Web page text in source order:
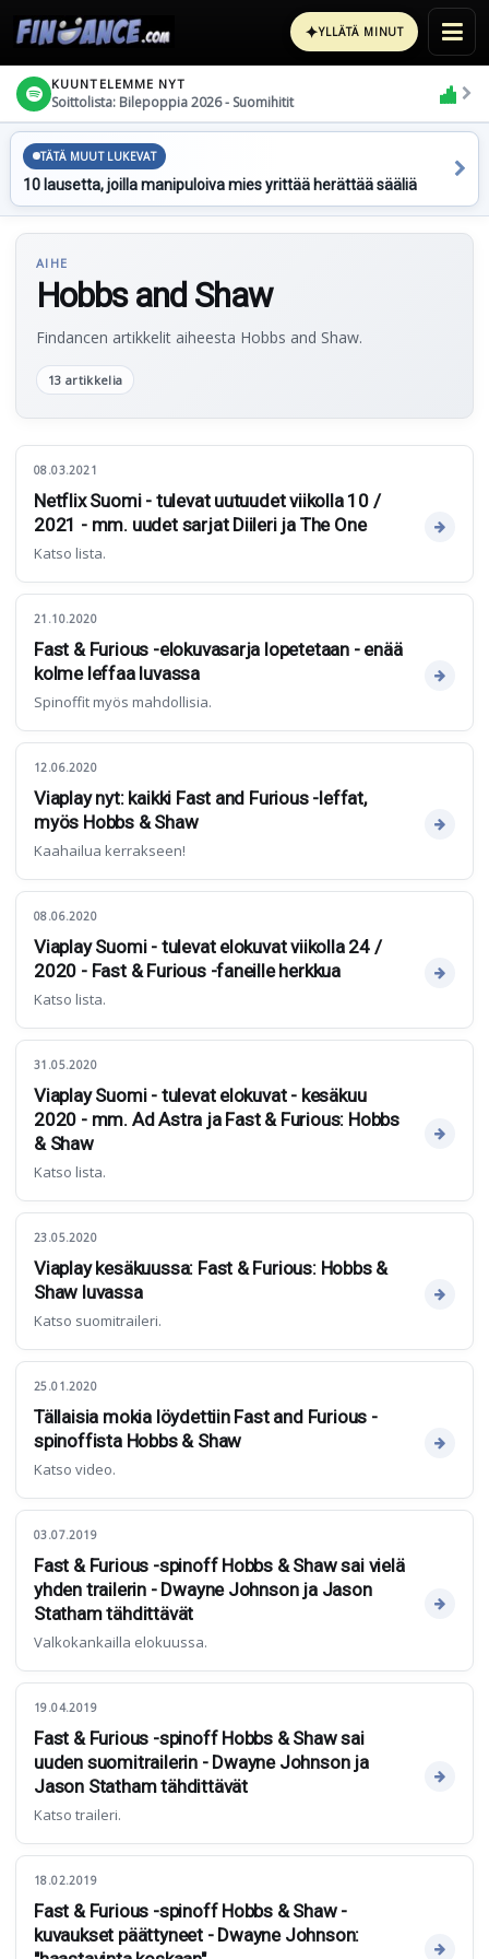
✦YLLÄTÄ MINUT
KUUNTELEMME NYT
Soittolista: Bilepoppia 2026 - Suomihitit
TÄTÄ MUUT LUKEVAT
10 lausetta, joilla manipuloiva mies yrittää herättää sääliä
AIHE
Hobbs and Shaw
Findancen artikkelit aiheesta Hobbs and Shaw.
13 artikkelia
08.03.2021
Netflix Suomi - tulevat uutuudet viikolla 10 /
2021 - mm. uudet sarjat Diileri ja The One
Katso lista.
21.10.2020
Fast & Furious -elokuvasarja lopetetaan - enää
kolme leffaa luvassa
Spinoffit myös mahdollisia.
12.06.2020
Viaplay nyt: kaikki Fast and Furious -leffat,
myös Hobbs & Shaw
Kaahailua kerrakseen!
08.06.2020
Viaplay Suomi - tulevat elokuvat viikolla 24 /
2020 - Fast & Furious -faneille herkkua
Katso lista.
31.05.2020
Viaplay Suomi - tulevat elokuvat - kesäkuu
2020 - mm. Ad Astra ja Fast & Furious: Hobbs
& Shaw
Katso lista.
23.05.2020
Viaplay kesäkuussa: Fast & Furious: Hobbs &
Shaw luvassa
Katso suomitraileri.
25.01.2020
Tällaisia mokia löydettiin Fast and Furious -
spinoffista Hobbs & Shaw
Katso video.
03.07.2019
Fast & Furious -spinoff Hobbs & Shaw sai vielä
yhden trailerin - Dwayne Johnson ja Jason
Statham tähdittävät
Valkokankailla elokuussa.
19.04.2019
Fast & Furious -spinoff Hobbs & Shaw sai
uuden suomitrailerin - Dwayne Johnson ja
Jason Statham tähdittävät
Katso traileri.
18.02.2019
Fast & Furious -spinoff Hobbs & Shaw -
kuvaukset päättyneet - Dwayne Johnson: